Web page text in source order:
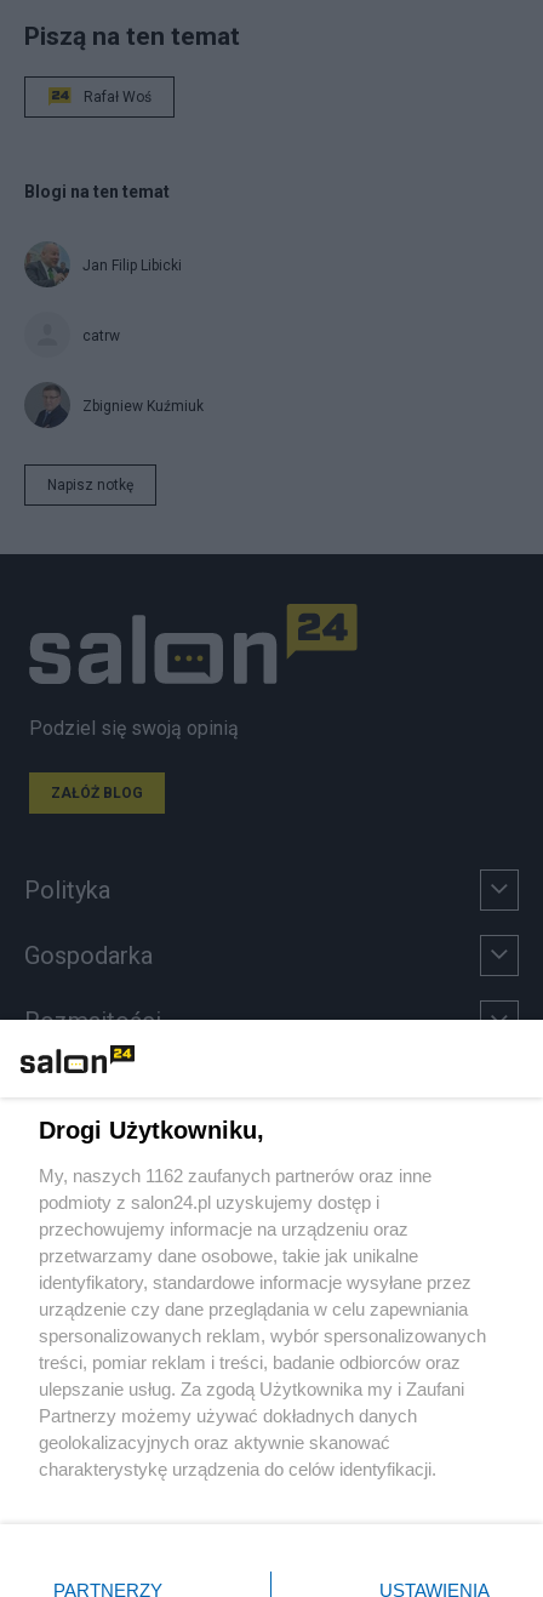
Piszą na ten temat
Rafał Woś
Blogi na ten temat
Jan Filip Libicki
catrw
Zbigniew Kuźmiuk
Napisz notkę
Podziel się swoją opinią
ZAŁÓŻ BLOG
Polityka
Gospodarka
Rozmaitości
Sport
Społeczeństwo
Kultura
X Facebook Instagram Youtube
Drogi Użytkowniku,
My, naszych 1162 zaufanych partnerów oraz inne
podmioty z salon24.pl uzyskujemy dostęp i
przechowujemy informacje na urządzeniu oraz
przetwarzamy dane osobowe, takie jak unikalne
identyfikatory, standardowe informacje wysyłane przez
urządzenie czy dane przeglądania w celu zapewniania
spersonalizowanych reklam, wybór spersonalizowanych
treści, pomiar reklam i treści, badanie odbiorców oraz
ulepszanie usług. Za zgodą Użytkownika my i Zaufani
Partnerzy możemy używać dokładnych danych
geolokalizacyjnych oraz aktywnie skanować
charakterystykę urządzenia do celów identyfikacji.
zmienić/wycofać klikając przycisk ustawień prywatności
PARTNERZY USTAWIENIA